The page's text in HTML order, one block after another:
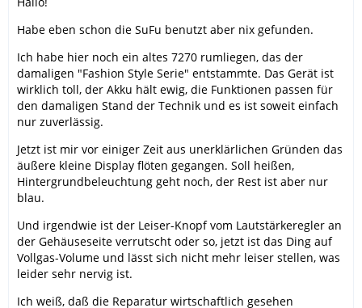
Habe eben schon die SuFu benutzt aber nix gefunden.
Ich habe hier noch ein altes 7270 rumliegen, das der
damaligen "Fashion Style Serie" entstammte. Das Gerät ist
wirklich toll, der Akku hält ewig, die Funktionen passen für
den damaligen Stand der Technik und es ist soweit einfach
nur zuverlässig.
Jetzt ist mir vor einiger Zeit aus unerklärlichen Gründen das
äußere kleine Display flöten gegangen. Soll heißen,
Hintergrundbeleuchtung geht noch, der Rest ist aber nur
blau.
Und irgendwie ist der Leiser-Knopf vom Lautstärkeregler an
der Gehäuseseite verrutscht oder so, jetzt ist das Ding auf
Vollgas-Volume und lässt sich nicht mehr leiser stellen, was
leider sehr nervig ist.
Ich weiß, daß die Reparatur wirtschaftlich gesehen